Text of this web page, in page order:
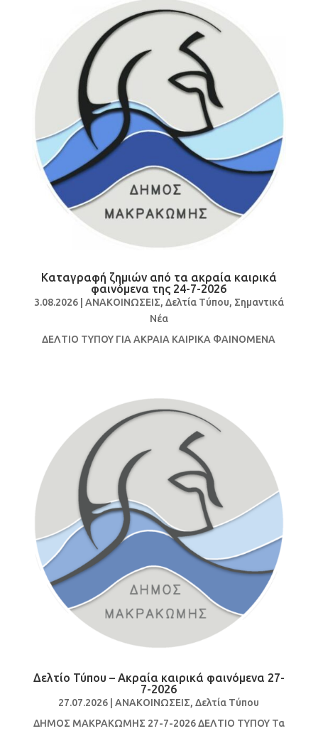
Καταγραφή ζημιών από τα ακραία καιρικά
φαινόμενα της 24-7-2026
3.08.2026| ΑΝΑΚΟΙΝΩΣΕΙΣ, Δελτία Τύπου, Σημαντικά
Νέα
ΔΕΛΤΙΟ ΤΥΠΟΥ ΓΙΑ ΑΚΡΑΙΑ ΚΑΙΡΙΚΑ ΦΑΙΝΟΜΕΝΑ
Δελτίο Τύπου – Ακραία καιρικά φαινόμενα 27-
7-2026
27.07.2026 |ΑΝΑΚΟΙΝΩΣΕΙΣ,Δελτία Τύπου
ΔΗΜΟΣ ΜΑΚΡΑΚΩΜΗΣ 27-7-2026 ΔΕΛΤΙΟ ΤΥΠΟΥ Τα